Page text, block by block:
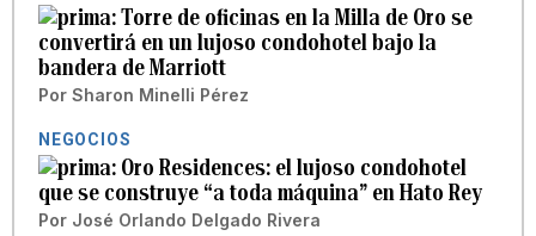
Torre de oficinas en la Milla de Oro se
convertirá en un lujoso condohotel bajo la
bandera de Marriott
Por Sharon Minelli Pérez
NEGOCIOS
Oro Residences: el lujoso condohotel
que se construye “a toda máquina” en Hato Rey
Por José Orlando Delgado Rivera